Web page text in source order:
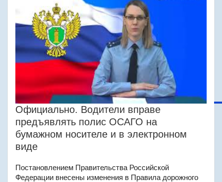
Официально. Водители вправе
предъявлять полис ОСАГО на
бумажном носителе и в электронном
виде
Постановлением Правительства Российской
Федерации внесены изменения в Правила дорожного